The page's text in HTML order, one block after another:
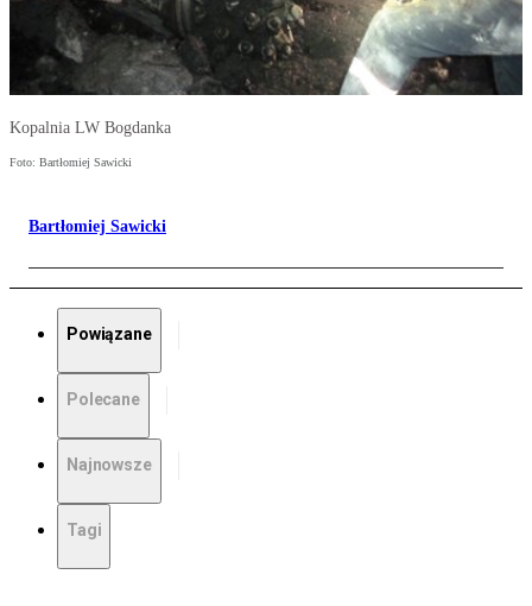
Kopalnia LW Bogdanka
Foto: Bartłomiej Sawicki
Bartłomiej Sawicki
Powiązane
Polecane
Najnowsze
Tagi